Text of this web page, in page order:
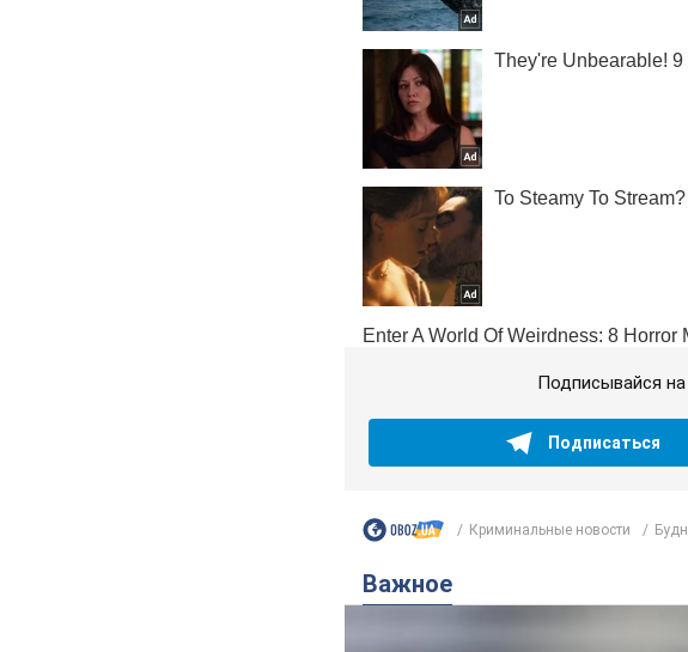
Подписывайся
Подписаться
Криминальные новости
Важное